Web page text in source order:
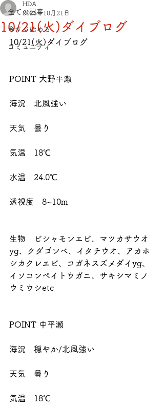
全ての記事
今すぐ始める
コミュニティ
10/21(火)ダイブログ
HDA
2025年10月21日
10/21(火)ダイブログ
POINT 大野平瀬
海況　北風強い
天気　曇り
気温　18℃
水温　24.0℃
透視度　8~10m
生物　ビシャモンエビ、マツカサウオ
yg、クダゴンベ、イタチウオ、アカホ
シカクレエビ、コガネスズメダイyg、
イソコンペイトウガニ、サキシマミノ
ウミウシetc
POINT 中平瀬
海況　穏やか/北風強い
天気　曇り
気温　18℃